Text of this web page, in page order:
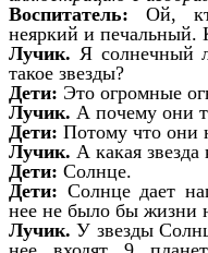
Воспитатель:Ой,
неяркий и печальный.
Лучик. Я солнечный
такое звезды?
Дети: Это огромные
Лучик. А почему они
Дети: Потому что они
Лучик. А какая
Дети: Солнце.
Дети: Солнце дает
нее не было бы жизни
Лучик. У звезды